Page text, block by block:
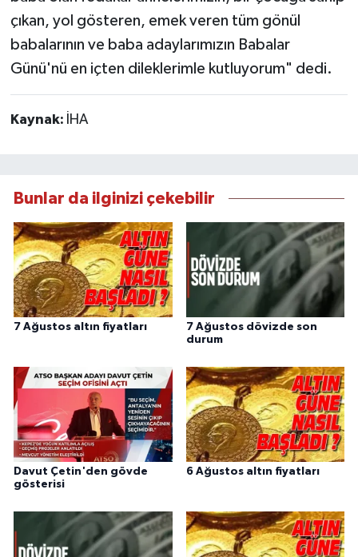
çıkan, yol gösteren, emek veren tüm gönül
babalarının ve baba adaylarımızın Babalar
Günü'nü en içten dileklerimle kutluyorum" dedi.
Kaynak: İHA
Bunlar da ilginizi çekebilir
7 Ağustos altın fiyatları
7 Ağustos dövizde son
durum
Davut Çetin'den gövde
gösterisi
6 Ağustos altın fiyatları